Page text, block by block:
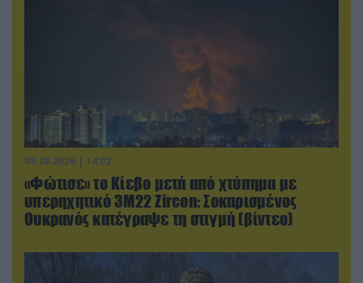
08.08.2026 | 14:02
«Φώτισε» το Κίεβο μετά από χτύπημα με
υπερηχητικό 3M22 Zircon: Σοκαρισμένος
Ουκρανός κατέγραψε τη στιγμή (βίντεο)